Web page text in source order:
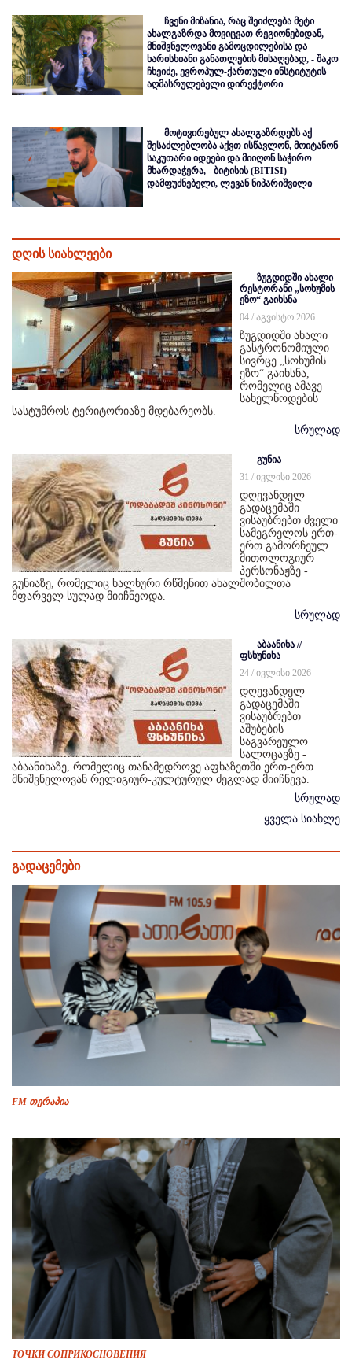
ჩვენი მიზანია, რაც შეიძლება მეტი
ახალგაზრდა მოვიცვათ რეგიონებიდან,
მნიშვნელოვანი გამოცდილებისა და
ხარისხიანი განათლების მისაღებად, - შაკო
ჩხეიძე, ევროპულ-ქართული ინსტიტუტის
აღმასრულებელი დირექტორი
მოტივირებულ ახალგაზრდებს აქ
შესაძლებლობა აქვთ ისწავლონ, მოიტანონ
საკუთარი იდეები და მიიღონ საჭირო
მხარდაჭერა, - ბიტისის (BITISI)
დამფუძნებელი, ლევან ნიპარიშვილი
დღის სიახლეები
ზუგდიდში ახალი
რესტორანი „სოხუმის
ეზო“ გაიხსნა
04 / აგვისტო 2026
ზუგდიდში ახალი
გასტრონომიული
სივრცე „სოხუმის
ეზო“ გაიხსნა,
რომელიც ამავე
სახელწოდების
სასტუმროს ტერიტორიაზე მდებარეობს.
სრულად
გუნია
31 / ივლისი 2026
დღევანდელ
გადაცემაში
ვისაუბრებთ ძველი
სამეგრელოს ერთ-
ერთ გამორჩეულ
მითოლოგიურ
პერსონაჟზე -
გუნიაზე, რომელიც ხალხური რწმენით ახალშობილთა
მფარველ სულად მიიჩნეოდა.
სრულად
აბაანიხა //
ფსხუნიხა
24 / ივლისი 2026
დღევანდელ
გადაცემაში
ვისაუბრებთ
აშუბების
საგვარეულო
სალოცავზე -
აბაანიხაზე, რომელიც თანამედროვე აფხაზეთში ერთ-ერთ
მნიშვნელოვან რელიგიურ-კულტურულ ძეგლად მიიჩნევა.
სრულად
ყველა სიახლე
გადაცემები
FM თერაპია
ТОЧКИ СОПРИКОСНОВЕНИЯ